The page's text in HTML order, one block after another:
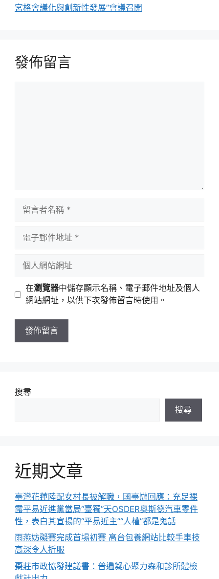
宮格會議化與創新性發展”會議召開
發佈留言
址
站
址
在瀏覽器中儲存顯示名稱、電子郵件地址及個人
網站網址，以供下次發佈留言時使用。
搜尋
搜尋
近期文章
臺灣花蓮陸配女村長被解職，國臺辦回應：充足裸
露平易近進黨當局“臺獨”天OSDER奧斯德汽車零件
性，表白其宣揚的“平易近主”“人權”都是鬼話
雨燕妨礙賽完成首場初賽 高台包養網站比較手車技
高深令人折服
棗莊市政協發建議書：普遍凝心聚力森和診所體檢